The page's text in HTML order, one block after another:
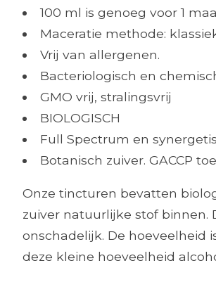
100 ml is genoeg voor 1
Maceratie methode:
Vrij van allergenen.
Bacteriologisch en
GMO vrij, stralingsvrij
BIOLOGISCH
Full Spectrum en
Botanisch zuiver. GACCP
Onze tincturen bevatten
zuiver natuurlijke stof binnen.
onschadelijk. De hoeveelheid
deze kleine hoeveelheid